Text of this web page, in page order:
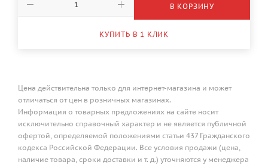
В КОРЗИНУ
КУПИТЬ В 1 КЛИК
Цена действительна только для интернет-магазина и может
отличаться от цен в розничных магазинах.
Информация о товарных предложениях на сайте носит
исключительно справочный характер и не является публичной
офертой, определяемой положениями статьи 437 Гражданского
кодекса Российской Федерации. Все условия продажи (цена,
наличие товара, сроки доставки и т. д.) уточняются у менеджера